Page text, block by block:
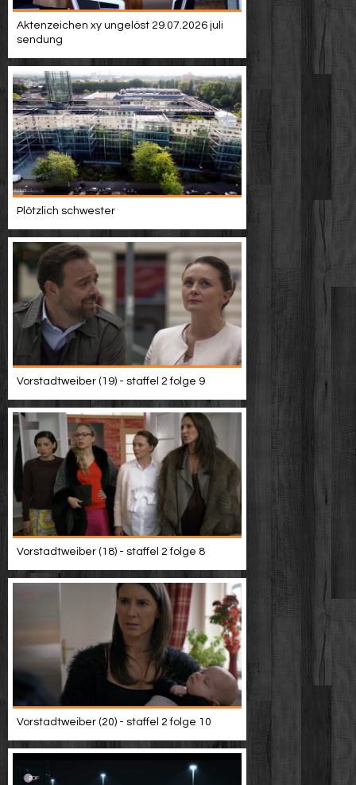
Aktenzeichen xy ungelöst 29.07.2026 juli
sendung
Plötzlich schwester
Vorstadtweiber (19) - staffel 2 folge 9
Vorstadtweiber (18) - staffel 2 folge 8
Vorstadtweiber (20) - staffel 2 folge 10